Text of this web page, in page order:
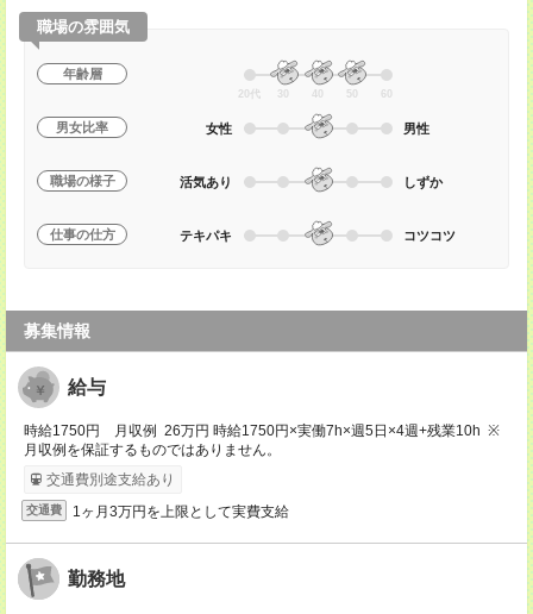
職場の雰囲気
年齢層
20代 30 40 50 60
男女比率 女性 男性
職場の様子 活気あり しずか
仕事の仕方 テキパキ コツコツ
募集情報
給与
時給1750円 月収例 26万円 時給1750円×実働7h×週5日×4週+残業10h ※
月収例を保証するものではありません。
交通費別途支給あり
交通費 1ヶ月3万円を上限として実費支給
勤務地